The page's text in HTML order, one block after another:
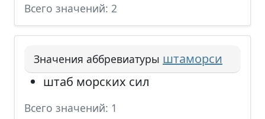
Всего значений: 2
Значения аббревиатуры штаморси
штаб морских сил
Всего значений: 1